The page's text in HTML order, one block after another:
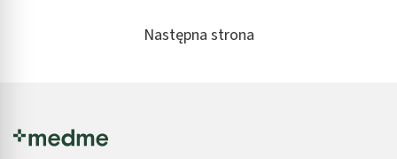
Następna strona